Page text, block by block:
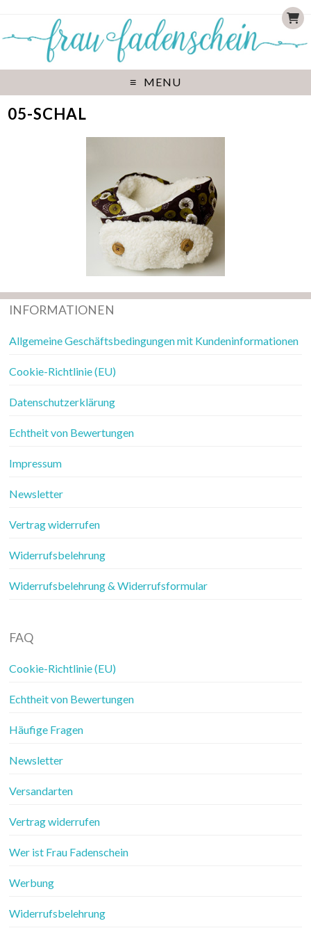
MENU
05-SCHAL
INFORMATIONEN
Allgemeine Geschäftsbedingungen mit Kundeninformationen
Cookie-Richtlinie (EU)
Datenschutzerklärung
Echtheit von Bewertungen
Impressum
Newsletter
Vertrag widerrufen
Widerrufsbelehrung
Widerrufsbelehrung & Widerrufsformular
FAQ
Cookie-Richtlinie (EU)
Echtheit von Bewertungen
Häufige Fragen
Newsletter
Versandarten
Vertrag widerrufen
Wer ist Frau Fadenschein
Werbung
Widerrufsbelehrung